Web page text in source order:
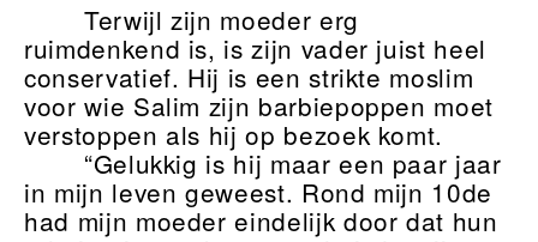
Terwijl zijn moeder erg
ruimdenkend is, is zijn vader juist heel
conservatief. Hij is een strikte moslim
voor wie Salim zijn barbiepoppen moet
verstoppen als hij op bezoek komt.
“Gelukkig is hij maar een paar jaar
in mijn leven geweest. Rond mijn 10de
had mijn moeder eindelijk door dat hun